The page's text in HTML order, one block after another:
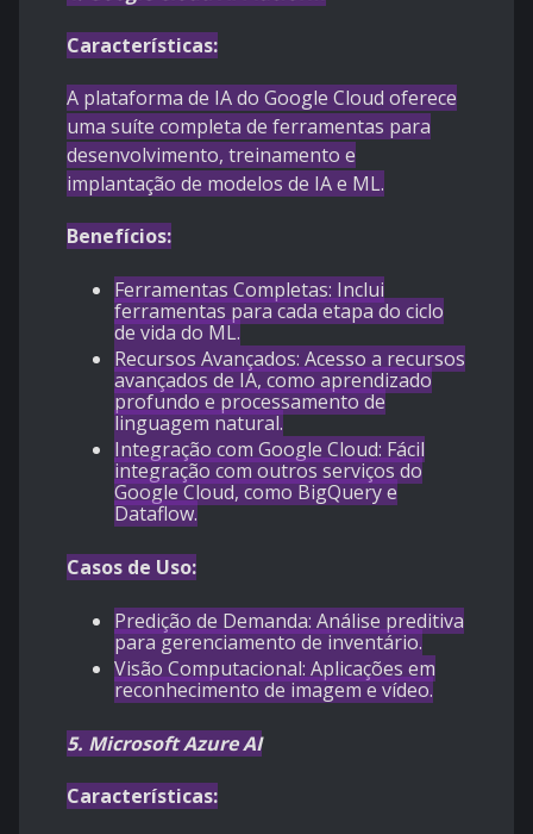
Características:
A plataforma de IA do Google Cloud oferece
uma suíte completa de ferramentas para
desenvolvimento, treinamento e
implantação de modelos de IA e ML.
Benefícios:
Ferramentas Completas: Inclui
ferramentas para cada etapa do ciclo
de vida do ML.
Recursos Avançados: Acesso a recursos
avançados de IA, como aprendizado
profundo e processamento de
linguagem natural.
Integração com Google Cloud: Fácil
integração com outros serviços do
Google Cloud, como BigQuery e
Dataflow.
Casos de Uso:
Predição de Demanda: Análise preditiva
para gerenciamento de inventário.
Visão Computacional: Aplicações em
reconhecimento de imagem e vídeo.
5. Microsoft Azure AI
Características: